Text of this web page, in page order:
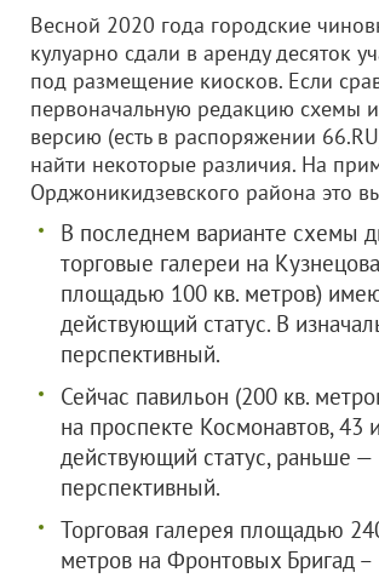
Весной 2020 года городские
кулуарно сдали в аренду десяток
под размещение киосков. Если
первоначальную редакцию схемы
версию (есть в распоряжении
найти некоторые различия. На
Орджоникидзевского района это
В последнем варианте схемы
торговые галереи на
площадью 100 кв. метров)
действующий статус. В
перспективный.
Сейчас павильон (200 кв.
на проспекте Космонавтов, 43
действующий статус, раньше —
перспективный.
Торговая галерея площадью
метров на Фронтовых Бригад –